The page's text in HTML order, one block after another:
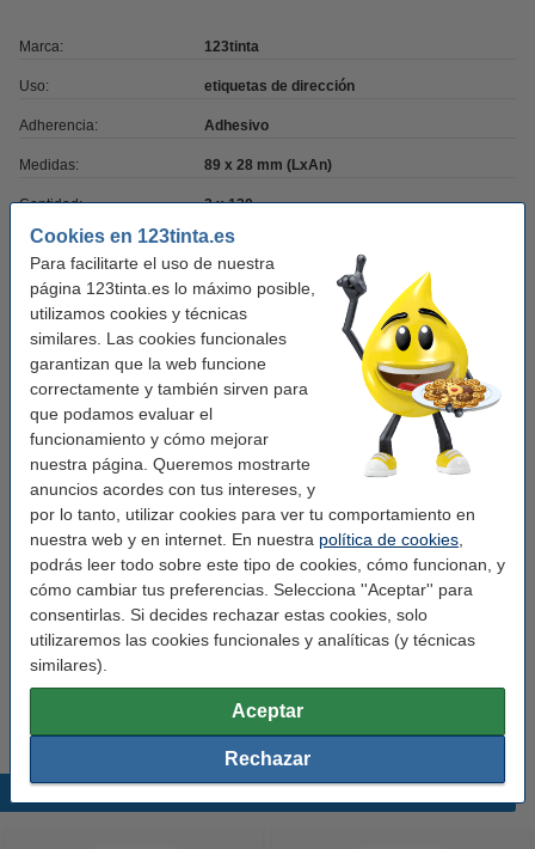
Cookies en 123tinta.es
Para facilitarte el uso de nuestra
página 123tinta.es lo máximo posible,
utilizamos cookies y técnicas
similares. Las cookies funcionales
garantizan que la web funcione
correctamente y también sirven para
que podamos evaluar el
funcionamiento y cómo mejorar
nuestra página. Queremos mostrarte
anuncios acordes con tus intereses, y
por lo tanto, utilizar cookies para ver tu comportamiento en
nuestra web y en internet. En nuestra política de cookies
podrás leer todo sobre este tipo de cookies, cómo funcionan, y
cómo cambiar tus preferencias. Selecciona ''Aceptar'' para
consentirlas. Si decides rechazar estas cookies, solo
utilizaremos las cookies funcionales y analíticas (y técnicas
similares).
Aceptar
Rechazar
Marca: 123tinta
Uso: etiquetas de dirección
Adherencia: Adhesivo
Medidas: 89 x 28 mm (LxAn)
Cantidad: 2 x 130
Núm fábrica: S0722370
Núm. de item: 089186
Pack 12x 123tinta LW650 etiquetas de
dirección (89 x 28 mm)
43,00 €
Pack 24x 123tinta LW650 etiquetas de
dirección (89 x 28 mm)
83,50 €
Pack 3x 123tinta LW650 etiquetas de dirección
12 unidades
126,50 €
Consejo